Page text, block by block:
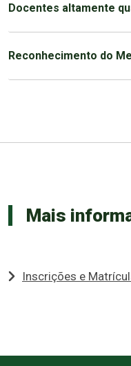
Docentes altamente
Reconhecimento do
Mais
Inscrições e